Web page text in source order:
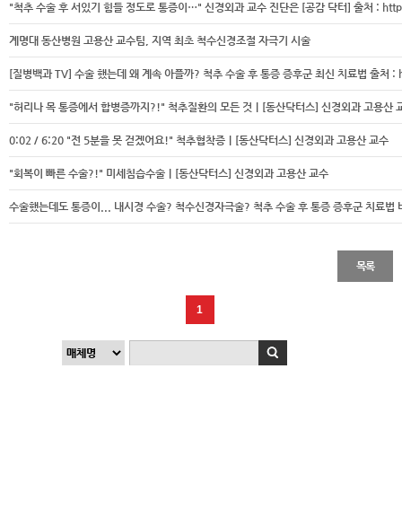
"척추 수술 후 서있기 힘들 정도로 통증이…" 신경외과 교수 진단은 [공감 닥터]
계명대 동산병원 고용산 교수팀, 지역 최초 척수신경조절 자극기 시술
[질병백과 TV] 수술 했는데 왜 계속 아플까? 척추 수술 후 통증 증후군 최신 치료
"허리나 목 통증에서 합병증까지?!" 척추질환의 모든 것｜[동산닥터스] 신경외과 고용산
0:02 / 6:20 "전 5분을 못 걷겠어요!" 척추협착증｜[동산닥터스] 신경외과 고용산 교수
"회복이 빠른 수술?!" 미세침습수술｜[동산닥터스] 신경외과 고용산 교수
수술했는데도 통증이... 내시경 수술? 척수신경자극술? 척추 수술 후 통증 증후군 치료법
목록
1